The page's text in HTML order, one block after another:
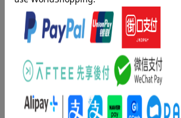
発売日 2026年03月17日頃
著者／編集 猫柴(著)
ショコラシュクレコミ
出版社 キルタイムコミュニケ
発行形態 コミック
ページ数 160p